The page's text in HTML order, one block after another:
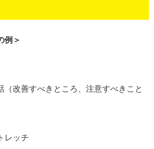
例＞
（改善すべきところ、注意すべきこと
レッチ